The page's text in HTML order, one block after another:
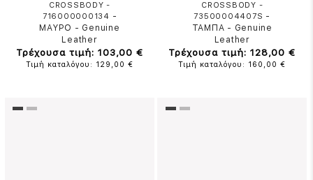
CROSSBODY -
716000000134 -
ΜΑΥΡΟ - Genuine
Leather
Τρέχουσα τιμή: 103,00 €
Τιμή καταλόγου: 129,00 €
CROSSBODY -
73500004407S -
ΤΑΜΠΑ - Genuine
Leather
Τρέχουσα τιμή: 128,00 €
Τιμή καταλόγου: 160,00 €